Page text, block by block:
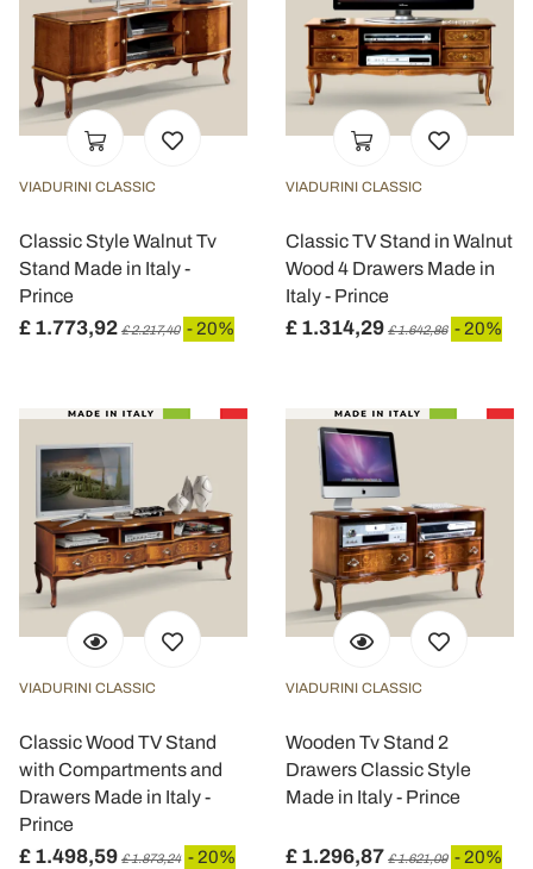
VIADURINI CLASSIC
Classic Style Walnut Tv
Stand Made in Italy -
Prince
£ 1.773,92 £ 2.217,40 - 20%
VIADURINI CLASSIC
Classic TV Stand in Walnut
Wood 4 Drawers Made in
Italy - Prince
£ 1.314,29 £ 1.642,86 - 20%
VIADURINI CLASSIC
Classic Wood TV Stand
with Compartments and
Drawers Made in Italy -
Prince
£ 1.498,59 £ 1.873,24 - 20%
VIADURINI CLASSIC
Wooden Tv Stand 2
Drawers Classic Style
Made in Italy - Prince
£ 1.296,87 £ 1.621,09 - 20%